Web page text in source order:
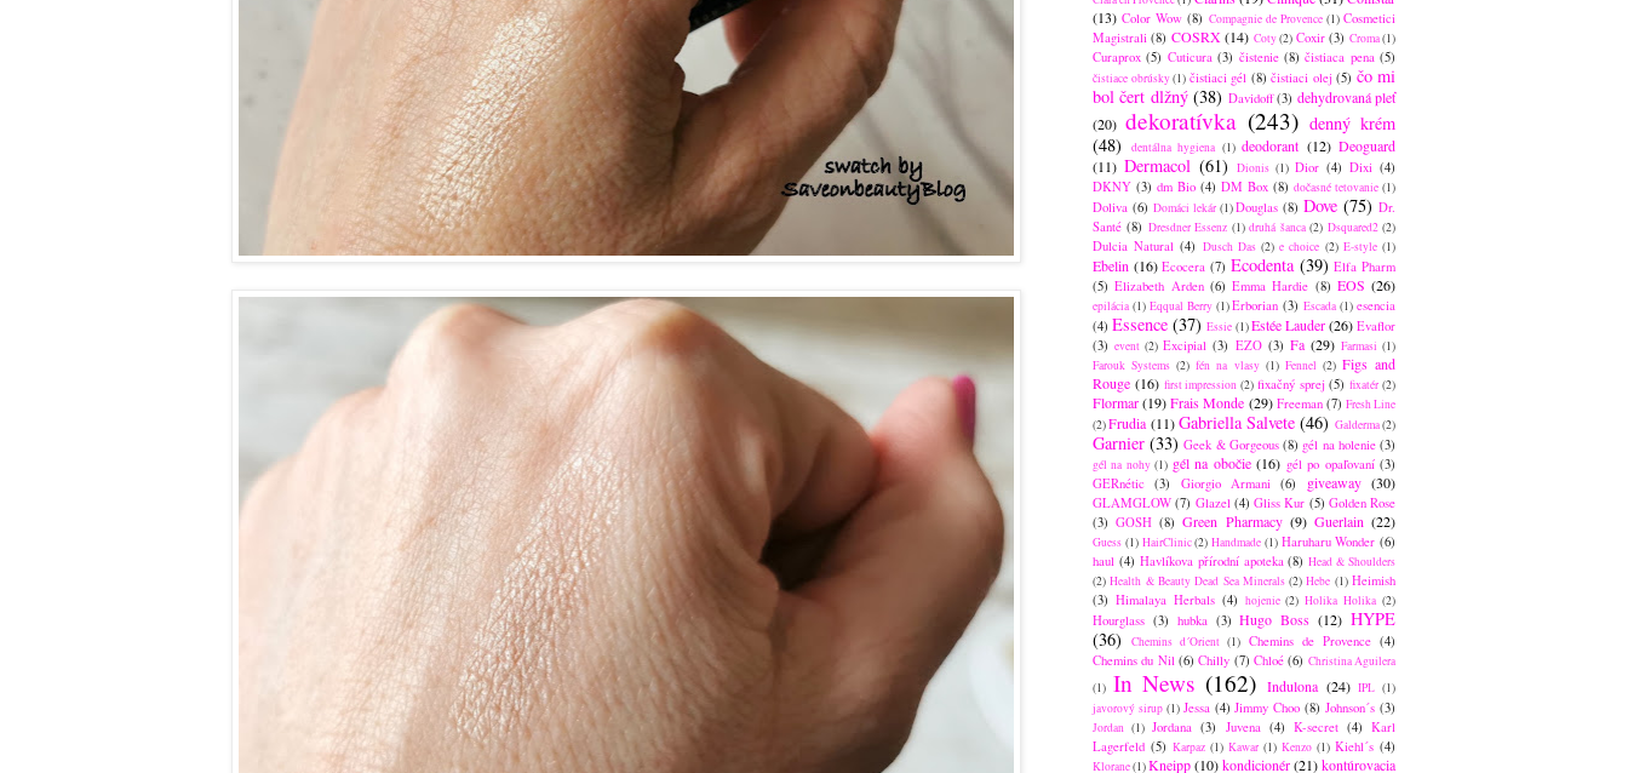
(13) Color Wow (8) Compagnie de Provence (1) Cosmetici
Magistrali (8) COSRX (14) Coty(2) Coxir (3) Croma(1)
Curaprox (5) Cuticura (3) čistenie (8) čistiaca pena (5)
čistiace obrúsky(1) čistiaci gél (8) čistiaci olej (5) čo mi
bol čert dlžný (38) Davidoff (3) dehydrovaná pleť
(20) dekoratívka (243) denný krém
(48)
dentálna hygiena (1) deodorant (12) Deoguard
(11) Dermacol (61) Dionis (1) Dior (4) Dixi (4)
DKNY (3) dm Bio (4) DM Box (8) dočasné tetovanie (1)
Doliva (6) Domáci lekár (1) Douglas (8) Dove (75) Dr.
Santé (8) Dresdner Essenz (1) druhá šanca (2) Dsquared2 (2)
Dulcia Natural (4) Dusch Das (2) e choice (2) E-style (1)
Ebelin (16) Ecocera (7) Ecodenta (39) Elfa Pharm
(5) Elizabeth Arden (6) Emma Hardie (8) EOS (26)
epilácia (1) Eqqual Berry (1) Erborian (3) Escada (1) esencia
(4) Essence (37) Essie (1)Estée Lauder (26) Evaflor
(3) event (2) Excipial (3) EZO (3) Fa (29) Farmasi (1)
Farouk Systems (2) fén na vlasy (1) Fennel (2) Figs and
Rouge (16) first impression (2) fixačný sprej (5) fixatér (2)
Flormar(19) Frais Monde (29) Freeman (7) Fresh Line
(2)Frudia (11) Gabriella Salvete (46) Galderma(2)
Garnier (33) Geek & Gorgeous (8) gél na holenie (3)
gél na nohy (1) gél na obočie (16) gél po opaľovaní (3)
GERnétic (3) Giorgio Armani (6) giveaway (30)
GLAMGLOW (7) Glazel (4) Gliss Kur (5) Golden Rose
(3) GOSH (8) Green Pharmacy (9) Guerlain (22)
Guess (1) HairClinic (2) Handmade (1) Haruharu Wonder (6)
haul (4) Havlíkova přírodní apoteka (8) Head & Shoulders
(2) Health & Beauty Dead Sea Minerals (2) Hebe (1) Heimish
(3) Himalaya Herbals (4) hojenie (2) Holika Holika (2)
Hourglass (3) hubka (3) Hugo Boss (12) HYPE
(36)
Chemins d´Orient (1) Chemins de Provence (4)
Chemins du Nil (6) Chilly (7) Chloé (6) Christina Aguilera
(1) In News (162) Indulona (24) IPL (1)
javorový sirup (1) Jessa (4) Jimmy Choo (8) Johnson´s (3)
Jordan (1) Jordana (3) Juvena (4) K-secret (4) Karl
Lagerfeld (5) Karpaz (1) Kawar (1) Kenzo (1) Kiehl´s (4)
Klorane(1)Kneipp(10)kondicionér(21)kontúrovacia